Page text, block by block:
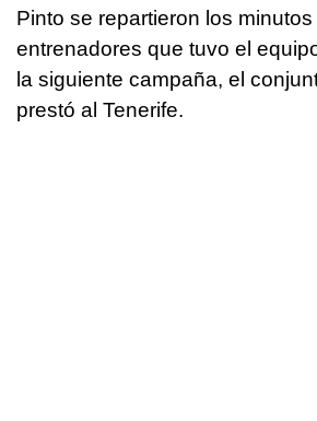
Pinto se repartieron los
entrenadores que tuvo el
la siguiente campaña, el
prestó al Tenerife.